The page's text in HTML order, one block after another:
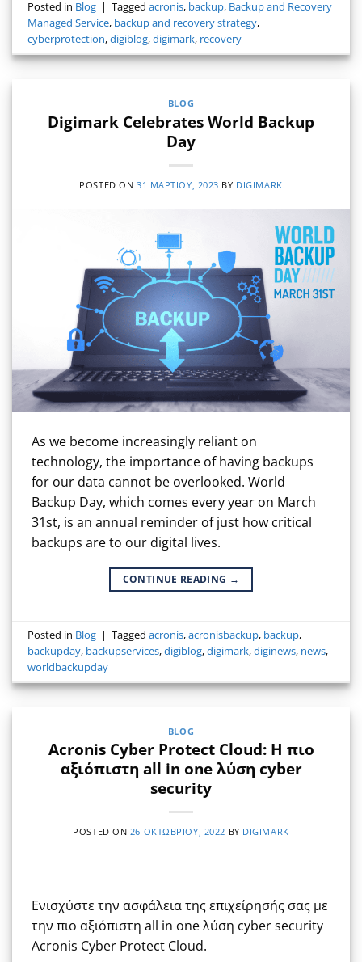
Posted in Blog | Taggedacronis, backup, Backup and Recovery
Managed Service, backup and recovery strategy,
cyberprotection,digiblog,digimark, recovery
BLOG
Digimark Celebrates World Backup
Day
POSTED ON 31 ΜΑΡΤΊΟΥ, 2023 BY DIGIMARK
As we become increasingly reliant on
technology, the importance of having backups
for our data cannot be overlooked. World
Backup Day, which comes every year on March
31st, is an annual reminder of just how critical
backups are to our digital lives.
CONTINUE READING →
Posted in Blog | Taggedacronis,acronisbackup, backup,
backupday, backupservices,digiblog,digimark,diginews, news,
worldbackupday
BLOG
Acronis Cyber Protect Cloud: Η πιο
αξιόπιστη all in one λύση cyber
security
POSTED ON 26 ΟΚΤΩΒΡΊΟΥ, 2022 BY DIGIMARK
Ενισχύστε την ασφάλεια της επιχείρησής σας με
την πιο αξιόπιστη all in one λύση cyber security
Acronis Cyber Protect Cloud.